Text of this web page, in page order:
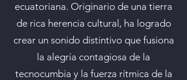
ecuatoriana. Originario de una tierra
de rica herencia cultural, ha logrado
crear un sonido distintivo que fusiona
la alegría contagiosa de la
tecnocumbia y la fuerza rítmica de la